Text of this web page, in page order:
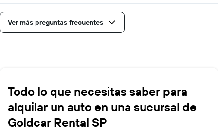
Ver más preguntas frecuentes
Todo lo que necesitas saber para
alquilar un auto en una sucursal de
Goldcar Rental SP